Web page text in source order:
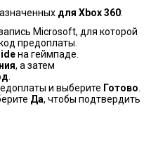
для Xbox 360:
Microsoft, для которой
предоплаты.
на геймпаде.
, а затем
и выберите Готово
Да, чтобы подтвердить